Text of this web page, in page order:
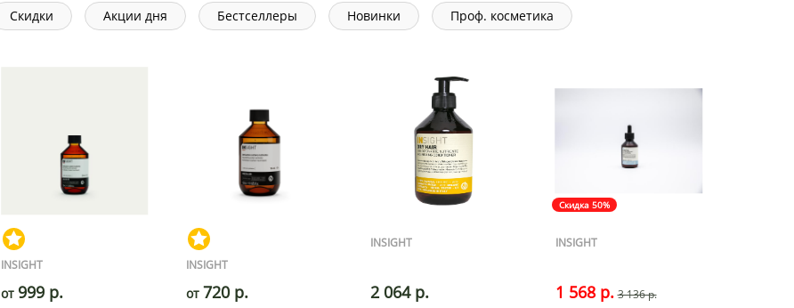
Скидки Акции дня Бестселлеры Новинки Проф. косметика
INSIGHT
от 999 р.
INSIGHT
от 720 р.
INSIGHT
2 064 р.
Скидка 50%
INSIGHT
1 568 р. 3 136 р.